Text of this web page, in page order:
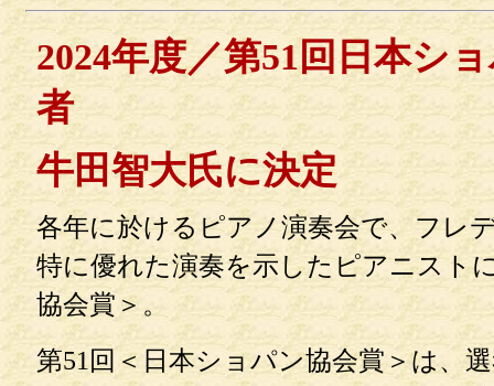
2024年度／第51回日本シ
者
牛田智大氏に決定
各年に於けるピアノ演奏会で、フレ
特に優れた演奏を示したピアニスト
協会賞＞。
第51回＜日本ショパン協会賞＞は、